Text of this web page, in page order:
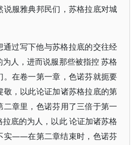
说服雅典邦民们，苏格拉底对城
通过写下他与苏格拉底的交往经
人，进而说服那些被指控 苏格
。在卷一第一章，色诺芬就扼要
敬，以此论证加诸苏格拉底的第
章里，色诺芬用了三倍于第一
底的为人，以此 论证加诸苏格
实——在第二章结束时，色诺芬